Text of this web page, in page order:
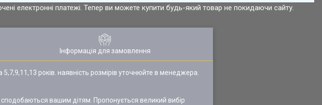
електронні платежі. Тепер ви можете купити будь-який товар не покидаючи сайту.
Інформація для замовлення
років. наявність розмірів уточнюйте в менеджера.
вашим дітям. Пропонується великий вибір